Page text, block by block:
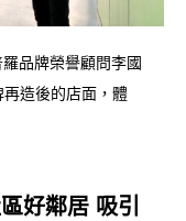
品牌榮譽顧問李國
造後的店面，體
好鄰居 吸引